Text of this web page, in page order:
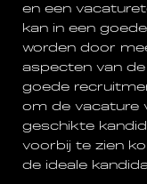
en een
kan in een
worden door
aspecten van
goede
om de vacature
geschikte
voorbij te zien
de ideale